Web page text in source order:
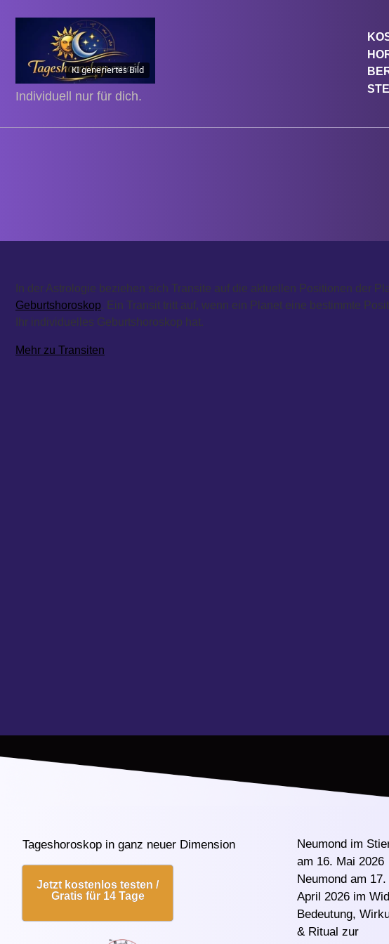
KI generiertes Bild
Individuell nur für dich.
In der Astrologie beziehen sich Transite auf die aktuellen Positionen der
Geburtshoroskop. Ein Transit tritt auf, wenn ein Planet eine bestimmte
Ihr individuelles Geburtshoroskop hat.
Mehr zu Transiten
Tageshoroskop in ganz neuer Dimension
Jetzt kostenlos testen /
Gratis für 14 Tage
Neumond im
am 16. Mai 2026
Neumond am 17.
April 2026 im
Bedeutung,
& Ritual zur